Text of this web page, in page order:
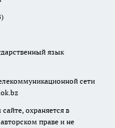
язык
сети
охраняется в
праве и не